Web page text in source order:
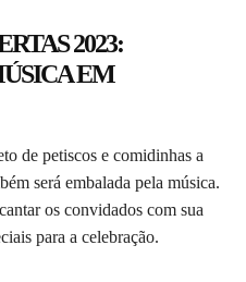
2023:
EM
de petiscos e comidinhas a
será embalada pela música.
os convidados com sua
para a celebração.